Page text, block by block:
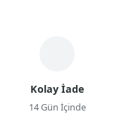
Burr tipi kahve
Ancak hızlı ve pratik
tam size göre. Yine
Kolay İade
14 Gün İçinde